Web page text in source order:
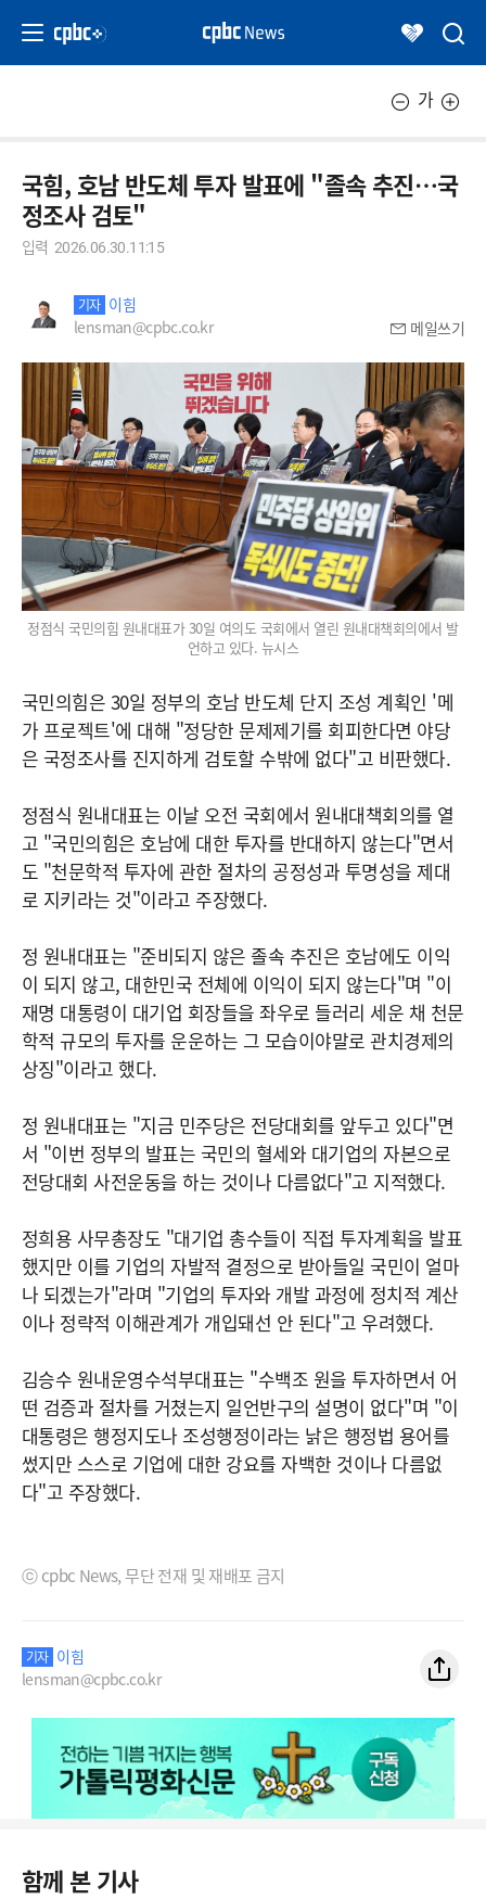
가
국힘, 호남 반도체 투자 발표에 "졸속 추진…국
정조사 검토"
입력 2026.06.30.11:15
기자 이힘
lensman@cpbc.co.kr
메일쓰기
정점식 국민의힘 원내대표가 30일 여의도 국회에서 열린 원내대책회의에서 발
언하고 있다. 뉴시스
국민의힘은 30일 정부의 호남 반도체 단지 조성 계획인 '메
가 프로젝트'에 대해 "정당한 문제제기를 회피한다면 야당
은 국정조사를 진지하게 검토할 수밖에 없다"고 비판했다.
정점식 원내대표는 이날 오전 국회에서 원내대책회의를 열
고 "국민의힘은 호남에 대한 투자를 반대하지 않는다"면서
도 "천문학적 투자에 관한 절차의 공정성과 투명성을 제대
로 지키라는 것"이라고 주장했다.
정 원내대표는 "준비되지 않은 졸속 추진은 호남에도 이익
이 되지 않고, 대한민국 전체에 이익이 되지 않는다"며 "이
재명 대통령이 대기업 회장들을 좌우로 들러리 세운 채 천문
학적 규모의 투자를 운운하는 그 모습이야말로 관치경제의
상징"이라고 했다.
정 원내대표는 "지금 민주당은 전당대회를 앞두고 있다"면
서 "이번 정부의 발표는 국민의 혈세와 대기업의 자본으로
전당대회 사전운동을 하는 것이나 다름없다"고 지적했다.
정희용 사무총장도 "대기업 총수들이 직접 투자계획을 발표
했지만 이를 기업의 자발적 결정으로 받아들일 국민이 얼마
나 되겠는가"라며 "기업의 투자와 개발 과정에 정치적 계산
이나 정략적 이해관계가 개입돼선 안 된다"고 우려했다.
김승수 원내운영수석부대표는 "수백조 원을 투자하면서 어
떤 검증과 절차를 거쳤는지 일언반구의 설명이 없다"며 "이
대통령은 행정지도나 조성행정이라는 낡은 행정법 용어를
썼지만 스스로 기업에 대한 강요를 자백한 것이나 다름없
다"고 주장했다.
ⓒ cpbc News, 무단 전재 및 재배포 금지
기자 이힘
lensman@cpbc.co.kr
함께 본 기사